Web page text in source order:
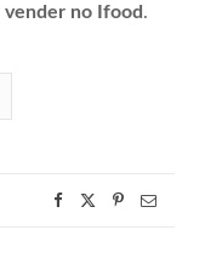
vender no Ifood .